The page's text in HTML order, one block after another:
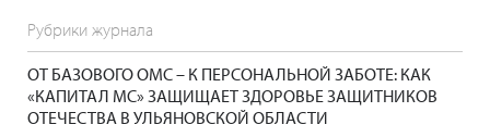
Рубрики журнала
ОТ БАЗОВОГО ОМС – К ПЕРСОНАЛЬНОЙ ЗАБОТЕ: КАК
«КАПИТАЛ МС» ЗАЩИЩАЕТ ЗДОРОВЬЕ ЗАЩИТНИКОВ
ОТЕЧЕСТВА В УЛЬЯНОВСКОЙ ОБЛАСТИ